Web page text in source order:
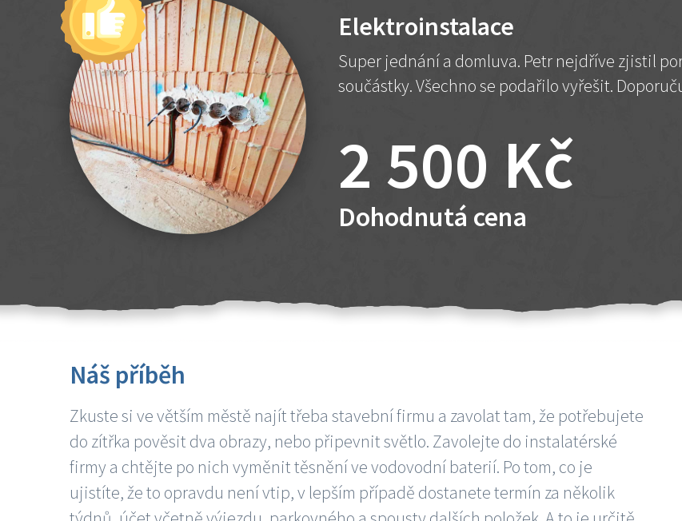
Elektroinstalace
Super jednání a domluva. Petr nejdříve zjistil
součástky. Všechno se podařilo vyřešit.
2 500 Kč
Dohodnutá cena
Náš příběh
Zkuste si ve větším městě najít třeba stavební firmu a zavolat tam, že potřebujete
do zítřka pověsit dva obrazy, nebo připevnit světlo. Zavolejte do instalatérské
firmy a chtějte po nich vyměnit těsnění ve vodovodní baterií. Po tom, co je
ujistíte, že to opravdu není vtip, v lepším případě dostanete termín za několik